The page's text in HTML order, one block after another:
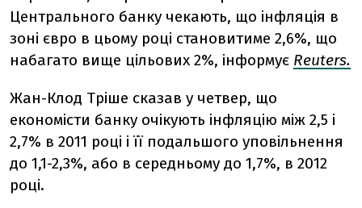
Центрального банку чекають, що інфляція в
зоні євро в цьому році становитиме 2,6%, що
набагато вище цільових 2%, інформує Reuters.
Жан-Клод Тріше сказав у четвер, що
економісти банку очікують інфляцію між 2,5 і
2,7% в 2011 році і її подальшого уповільнення
до 1,1-2,3%, або в середньому до 1,7%, в 2012
році.